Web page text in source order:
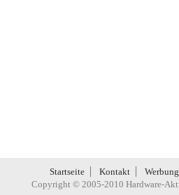
Startseite Kontakt Werbung
Copyright © 2005-2010 Hardware-